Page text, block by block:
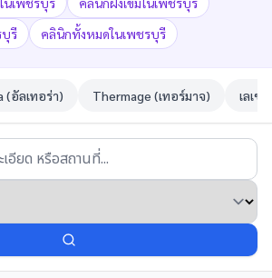
รี
คลินิกทั้งหมดในเพชรบุรี
(อัลเทอร่า) Thermage (เทอร์มาจ) เลเซ